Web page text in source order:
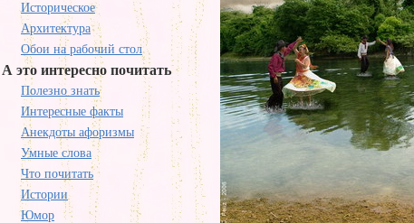
Историческое
Архитектура
Обои на рабочий стол
А это интересно почитать
Полезно знать
Интересные факты
Анекдоты афоризмы
Умные слова
Что почитать
Истории
Юмор